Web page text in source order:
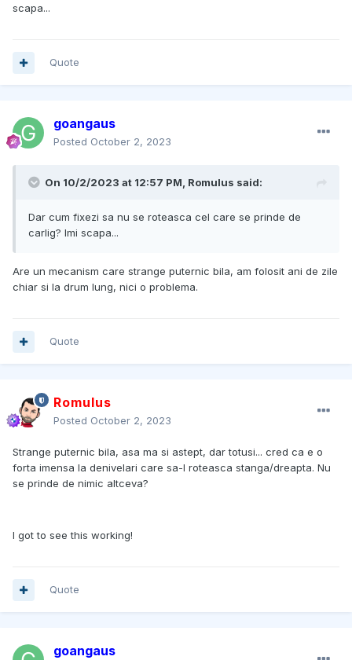
scapa...
Quote
goangaus
Posted October 2, 2023
On 10/2/2023 at 12:57 PM, Romulus said:
Dar cum fixezi sa nu se roteasca cel care se prinde de
carlig? Imi scapa...
Are un mecanism care strange puternic bila, am folosit ani de zile
chiar si la drum lung, nici o problema.
Quote
Romulus
Posted October 2, 2023
Strange puternic bila, asa ma si astept, dar totusi... cred ca e o
forta imensa la denivelari care sa-l roteasca stanga/dreapta. Nu
se prinde de nimic altceva?
I got to see this working!
Quote
goangaus